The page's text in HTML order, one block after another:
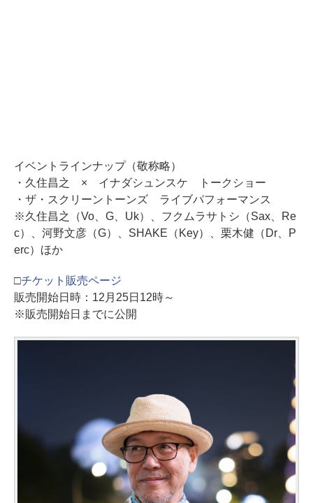
イベントラインナップ（敬称略）
・久住昌之 × イナダシュンスケ トークショー
・ザ・スクリーントーンズ ライブパフォーマンス
※久住昌之（Vo、G、Uk）、フクムラサトシ（Sax、Re
c）、河野文彦（G）、SHAKE（Key）、栗木健（Dr、P
erc）ほか
□チケット販売ページ
販売開始日時：12月25日12時～
※販売開始日までに公開